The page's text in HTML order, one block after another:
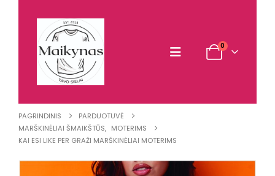
0
PAGRINDINIS
PARDUOTUVĖ
MARŠKINĖLIAI ŠMAIKŠTŪS, MOTERIMS
KAI ESI LIKE PER GRAŽI MARŠKINĖLIAI MOTERIMS